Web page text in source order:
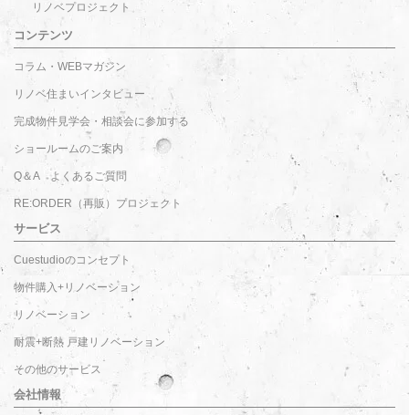
リノベプロジェクト
コンテンツ
コラム・WEBマガジン
リノベ住まいインタビュー
完成物件見学会・相談会に参加する
ショールームのご案内
Q＆A よくあるご質問
RE:ORDER（再販）プロジェクト
サービス
Cuestudioのコンセプト
物件購入+リノベーション
リノベーション
耐震+断熱 戸建リノベーション
その他のサービス
会社情報